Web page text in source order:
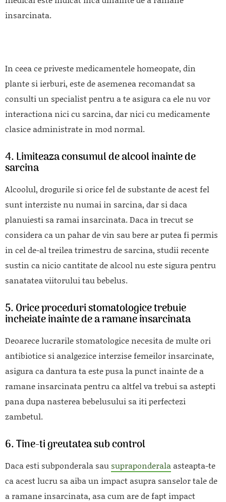
insarcinata.
In ceea ce priveste medicamentele homeopate, din
plante si ierburi, este de asemenea recomandat sa
consulti un specialist pentru a te asigura ca ele nu vor
interactiona nici cu sarcina, dar nici cu medicamente
clasice administrate in mod normal.
4. Limiteaza consumul de alcool inainte de
sarcina
Alcoolul, drogurile si orice fel de substante de acest fel
sunt interziste nu numai in sarcina, dar si daca
planuiesti sa ramai insarcinata. Daca in trecut se
considera ca un pahar de vin sau bere ar putea fi permis
in cel de-al treilea trimestru de sarcina, studii recente
sustin ca nicio cantitate de alcool nu este sigura pentru
sanatatea viitorului tau bebelus.
5. Orice proceduri stomatologice trebuie
incheiate inainte de a ramane insarcinata
Deoarece lucrarile stomatologice necesita de multe ori
antibiotice si analgezice interzise femeilor insarcinate,
asigura ca dantura ta este pusa la punct inainte de a
ramane insarcinata pentru ca altfel va trebui sa astepti
pana dupa nasterea bebelusului sa iti perfectezi
zambetul.
6. Tine-ti greutatea sub control
Daca esti subponderala sau supraponderala asteapta-te
ca acest lucru sa aiba un impact asupra sanselor tale de
a ramane insarcinata, asa cum are de fapt impact